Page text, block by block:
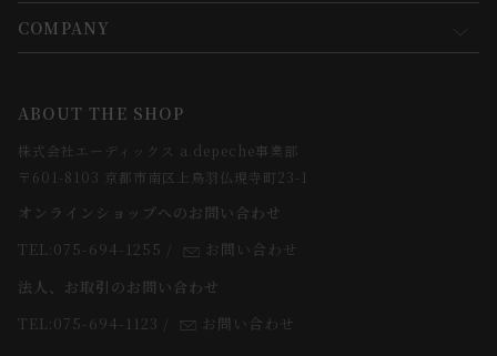
会員規約について
会員登録について
お支払方法について
お届けについて
よくあるご質問
コンセプト
webカタログ
COMPANY
求人情報
法人のお客様
スタッフ
ABOUT THE SHOP
株式会社エーディックス a.depeche事業部
〒601-8103 京都市南区上鳥羽仏現寺町23-1
オンラインショップへのお問い合わせ
TEL:075-694-1255
お問い合わせ
法人、お取引のお問い合わせ
TEL:075-694-1123
お問い合わせ